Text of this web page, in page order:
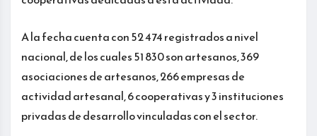
A la fecha cuenta con 52 474 registrados a nivel
nacional, de los cuales 51 830 son artesanos, 369
asociaciones de artesanos, 266 empresas de
actividad artesanal, 6 cooperativas y 3 instituciones
privadas de desarrollo vinculadas con el sector.